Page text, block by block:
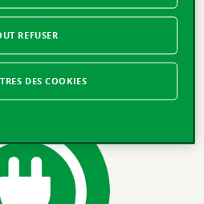
attractive
de deux ans, nous vous
neuf en cas de dommage total.
REFUSER
DES COOKIES